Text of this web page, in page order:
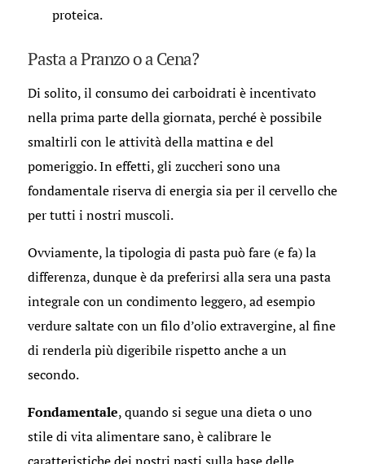
proteica.
Pasta a Pranzo o a Cena?
Di solito, il consumo dei carboidrati è incentivato
nella prima parte della giornata, perché è possibile
smaltirli con le attività della mattina e del
pomeriggio. In effetti, gli zuccheri sono una
fondamentale riserva di energia sia per il cervello che
per tutti i nostri muscoli.
Ovviamente, la tipologia di pasta può fare (e fa) la
differenza, dunque è da preferirsi alla sera una pasta
integrale con un condimento leggero, ad esempio
verdure saltate con un filo d’olio extravergine, al fine
di renderla più digeribile rispetto anche a un
secondo.
Fondamentale, quando si segue una dieta o uno
stile di vita alimentare sano, è calibrare le